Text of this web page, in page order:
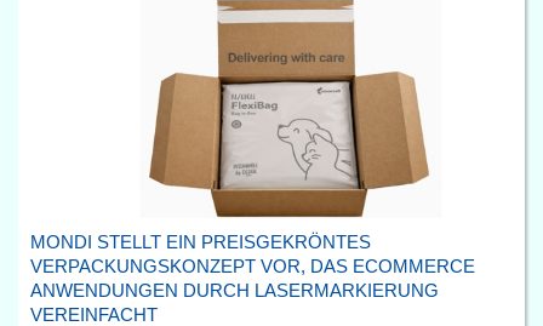
MONDI STELLT EIN PREISGEKRÖNTES
VERPACKUNGSKONZEPT VOR, DAS ECOMMERCE
ANWENDUNGEN DURCH LASERMARKIERUNG
VEREINFACHT